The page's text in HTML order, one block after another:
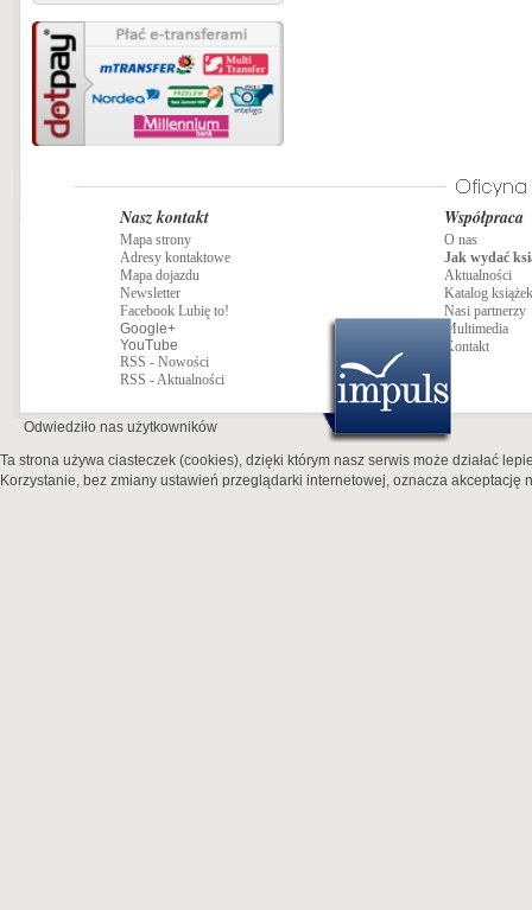
Nasz kontakt
Mapa strony
Adresy kontaktowe
Mapa dojazdu
Newsletter
Facebook Lubię to!
Google+
YouTube
RSS - Nowości
RSS - Aktualności
Współpraca
O nas
Jak wydać
Aktualności
Katalog książek
Nasi partnerzy
Multimedia
Kontakt
Odwiedziło nas użytkowników
Ta strona używa ciasteczek (cookies), dzięki którym nasz serwis może działać
Korzystanie, bez zmiany ustawień przeglądarki internetowej, oznacza akceptację